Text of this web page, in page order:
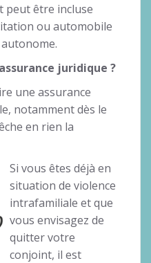
être incluse
ou automobile
juridique ?
une assurance
notamment dès le
en rien la
Si vous êtes déjà en
situation de violence
intrafamiliale et que
vous envisagez de
quitter votre
conjoint, il est